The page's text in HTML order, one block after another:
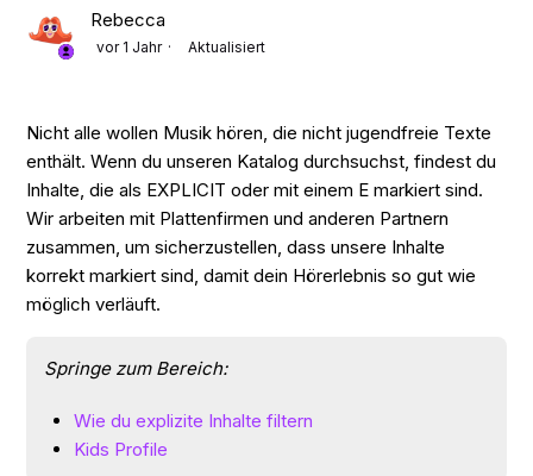
Rebecca
vor 1 Jahr Aktualisiert
Nicht alle wollen Musik hören, die nicht jugendfreie Texte
enthält. Wenn du unseren Katalog durchsuchst, findest du
Inhalte, die als EXPLICIT oder mit einem E markiert sind.
Wir arbeiten mit Plattenfirmen und anderen Partnern
zusammen, um sicherzustellen, dass unsere Inhalte
korrekt markiert sind, damit dein Hörerlebnis so gut wie
möglich verläuft.
Springe zum Bereich:
Wie du explizite Inhalte filtern
Kids Profile